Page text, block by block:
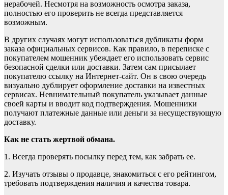
нерабочей. Несмотря на возможность осмотра заказа,
полностью его проверить не всегда представляется
возможным.
В других случаях могут использоваться дубликаты форм
заказа официальных сервисов. Как правило, в переписке с
покупателем мошенник убеждает его использовать сервис
безопасной сделки или доставки. Затем сам присылает
покупателю ссылку на Интернет-сайт. Он в свою очередь
визуально дублирует оформление доставки на известных
сервисах. Невнимательный покупатель указывает данные
своей карты и вводит код подтверждения. Мошенники
получают платежные данные или деньги за несуществующую
доставку.
Как не стать жертвой обмана.
1. Всегда проверять посылку перед тем, как забрать ее.
2. Изучать отзывы о продавце, знакомиться с его рейтингом,
требовать подтверждения наличия и качества товара.